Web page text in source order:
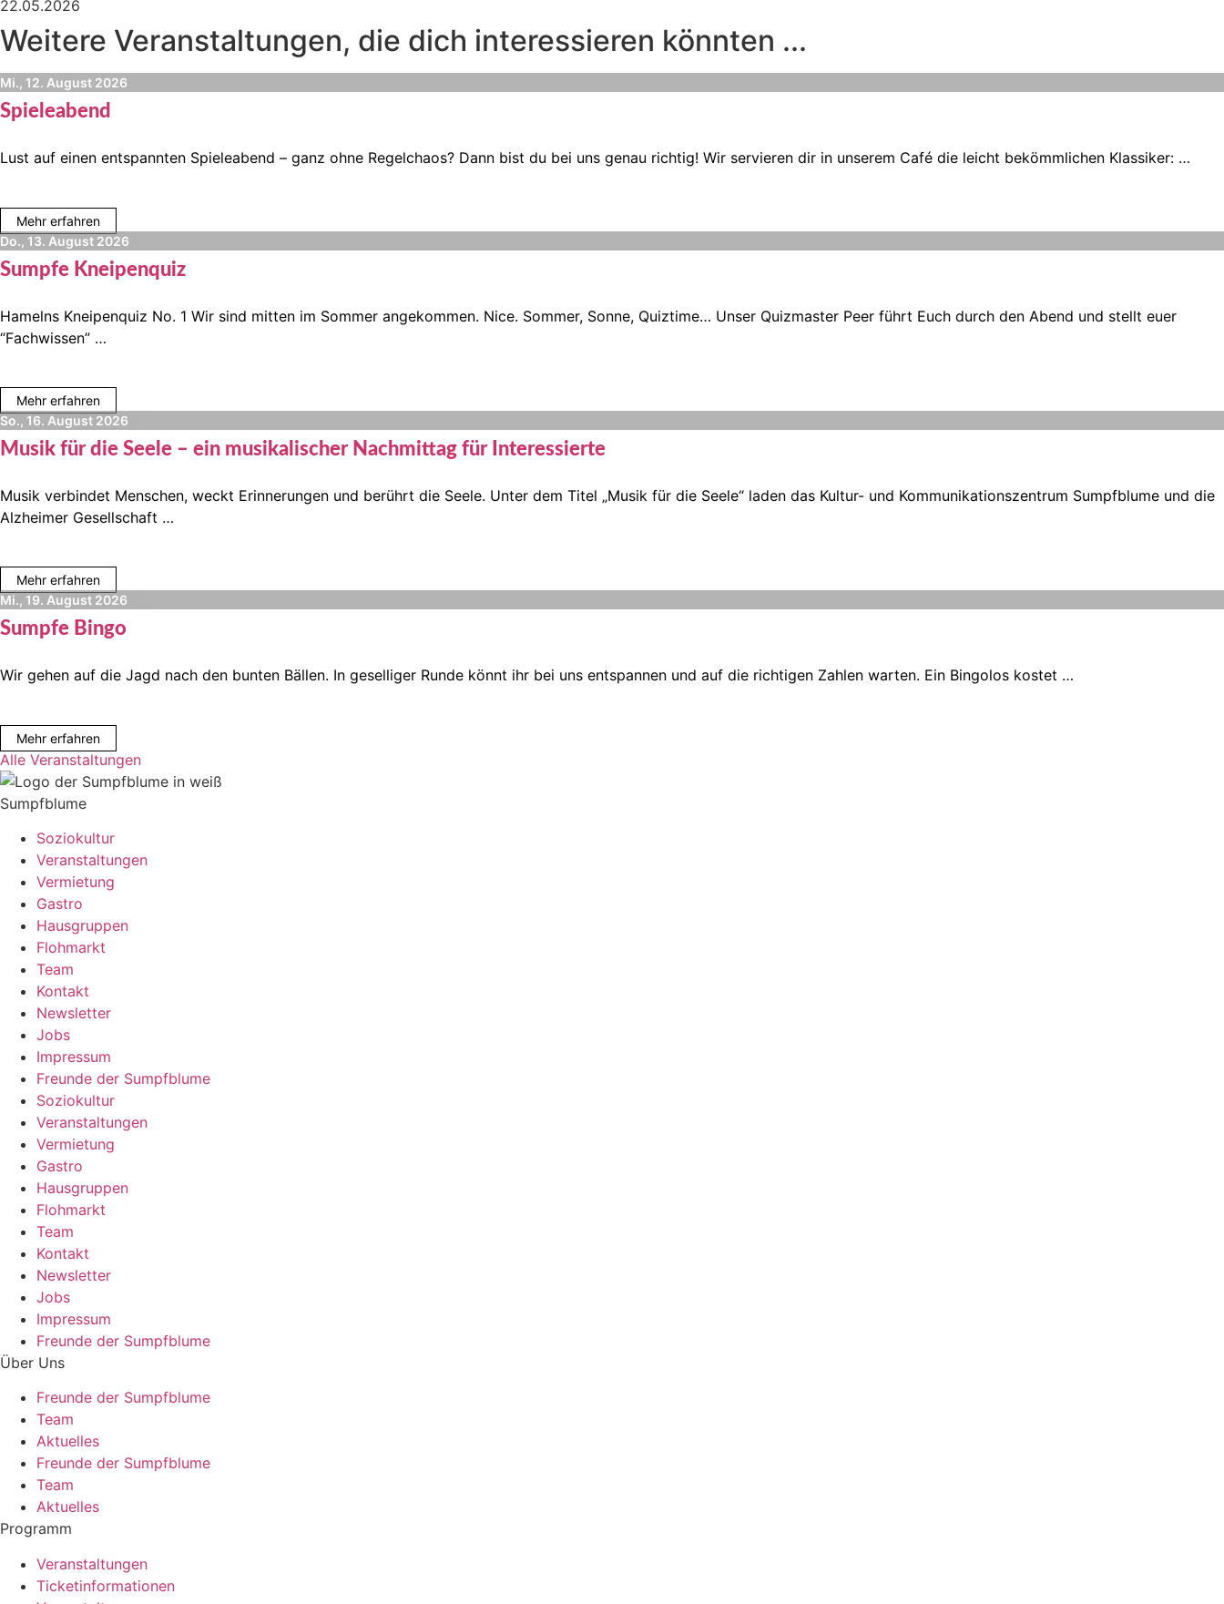
22.05.2026
Weitere Veranstaltungen, die dich interessieren könnten ...
Mi., 12. August 2026
Spieleabend
Lust auf einen entspannten Spieleabend – ganz ohne Regelchaos? Dann bist du bei uns genau richtig! Wir servieren dir in unserem Café die leicht bekömmlichen Klassiker: …
Mehr erfahren
Do., 13. August 2026
Sumpfe Kneipenquiz
Hamelns Kneipenquiz No. 1 Wir sind mitten im Sommer angekommen. Nice. Sommer, Sonne, Quiztime… Unser Quizmaster Peer führt Euch durch den Abend und stellt euer
“Fachwissen” …
Mehr erfahren
So., 16. August 2026
Musik für die Seele – ein musikalischer Nachmittag für Interessierte
Musik verbindet Menschen, weckt Erinnerungen und berührt die Seele. Unter dem Titel „Musik für die Seele“ laden das Kultur- und Kommunikationszentrum Sumpfblume und die
Alzheimer Gesellschaft …
Mehr erfahren
Mi., 19. August 2026
Sumpfe Bingo
Wir gehen auf die Jagd nach den bunten Bällen. In geselliger Runde könnt ihr bei uns entspannen und auf die richtigen Zahlen warten. Ein Bingolos kostet …
Mehr erfahren
Alle Veranstaltungen
Sumpfblume
Soziokultur
Veranstaltungen
Vermietung
Gastro
Hausgruppen
Flohmarkt
Team
Kontakt
Newsletter
Jobs
Impressum
Freunde der Sumpfblume
Soziokultur
Veranstaltungen
Vermietung
Gastro
Hausgruppen
Flohmarkt
Team
Kontakt
Newsletter
Jobs
Impressum
Freunde der Sumpfblume
Über Uns
Freunde der Sumpfblume
Team
Aktuelles
Freunde der Sumpfblume
Team
Aktuelles
Programm
Veranstaltungen
Ticketinformationen